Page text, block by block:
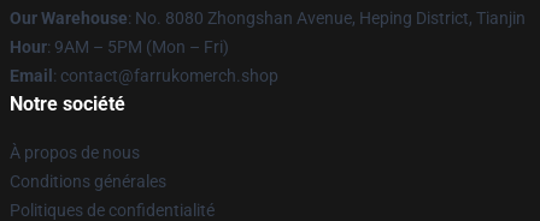
Our Warehouse: No. 8080 Zhongshan Avenue, Heping District, Tianjin
Hour: 9AM – 5PM (Mon – Fri)
Email : contact@farrukomerch.shop
Notre société
À propos de nous
Conditions générales
Politiques de confidentialité